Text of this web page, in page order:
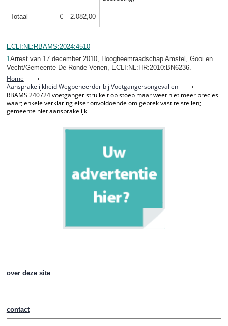
Totaal € 2.082,00
ECLI:NL:RBAMS:2024:4510
1 Arrest van 17 december 2010, Hoogheemraadschap Amstel, Gooi en
Vecht/Gemeente De Ronde Venen, ECLI:NL:HR:2010:BN6236.
Home
⟶
Aansprakelijkheid Wegbeheerder bij Voetgangersongevallen
⟶
RBAMS 240724 voetganger struikelt op stoep maar weet niet meer precies
waar; enkele verklaring eiser onvoldoende om gebrek vast te stellen;
gemeente niet aansprakelijk
over deze site
contact